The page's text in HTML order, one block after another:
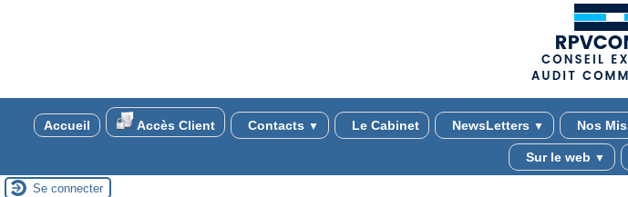
Accueil Accès Client Contacts ▼ Le Cabinet NewsLetters ▼ Nos
Sur le web ▼
Se connecter